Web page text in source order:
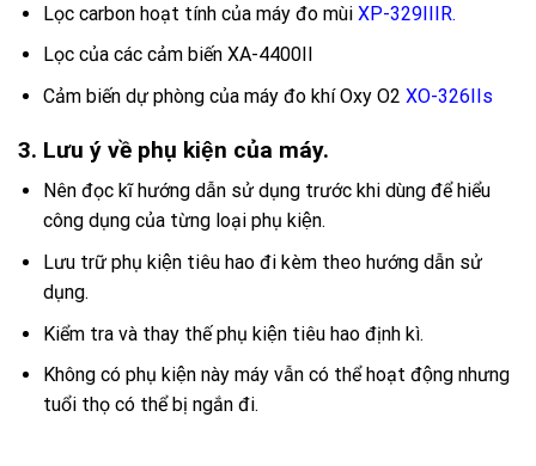
Lọc carbon hoạt tính của máy đo mùi XP-329IIIR.
Lọc của các cảm biến XA-4400II
Cảm biến dự phòng của máy đo khí Oxy O2 XO-326IIs
3. Lưu ý về phụ kiện của máy.
Nên đọc kĩ hướng dẫn sử dụng trước khi dùng để hiểu
công dụng của từng loại phụ kiện.
Lưu trữ phụ kiện tiêu hao đi kèm theo hướng dẫn sử
dụng.
Kiểm tra và thay thế phụ kiện tiêu hao định kì.
Không có phụ kiện này máy vẫn có thể hoạt động nhưng
tuổi thọ có thể bị ngắn đi.